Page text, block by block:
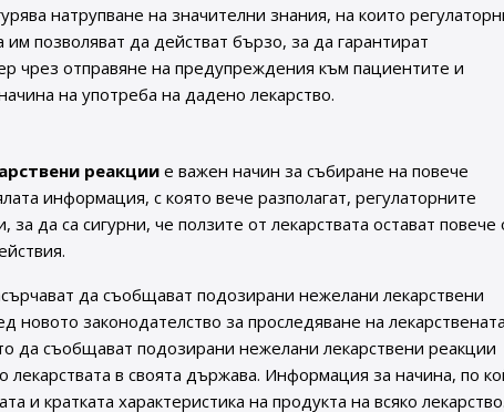
натрупване на значителни знания, на които
позволяват да действат бързо, за да гарантират
чрез отправяне на предупреждения към пациентите и
на употреба на дадено лекарство.
реакциие важен начин за събиране на повече
информация, с която вече разполагат, регулаторните
да са сигурни, че ползите от лекарствата остават повече
да съобщават подозирани нежелани лекарствени
новото законодателство за проследяване на лекарствената
да съобщават подозирани нежелани лекарствени реакции
в своята държава. Информация за начина, по
и кратката характеристика на продукта на всяко лекарство.